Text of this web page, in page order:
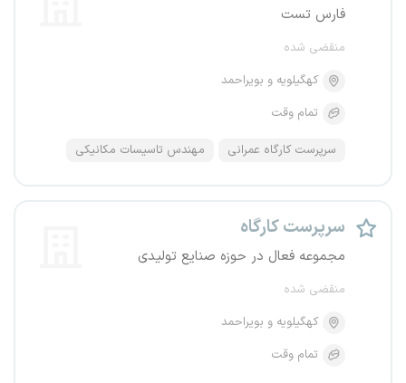
فارس تست
منقضی شده
کهگیلویه و بویراحمد
تمام وقت
سرپرست کارگاه عمرانی مهندس تاسیسات مکانیکی
سرپرست کارگاه
مجموعه فعال در حوزه صنایع تولیدی
منقضی شده
کهگیلویه و بویراحمد
تمام وقت